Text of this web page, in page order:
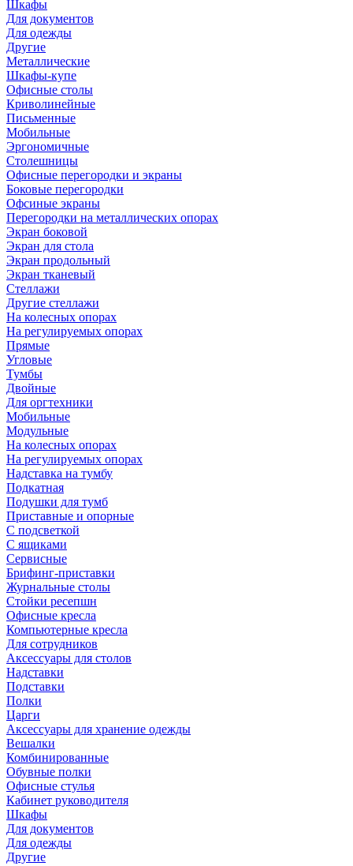
Шкафы
Для документов
Для одежды
Другие
Металлические
Шкафы-купе
Офисные столы
Криволинейные
Письменные
Мобильные
Эргономичные
Столешницы
Офисные перегородки и экраны
Боковые перегородки
Офсиные экраны
Перегородки на металлических опорах
Экран боковой
Экран для стола
Экран продольный
Экран тканевый
Стеллажи
Другие стеллажи
На колесных опорах
На регулируемых опорах
Прямые
Угловые
Тумбы
Двойные
Для оргтехники
Мобильные
Модульные
На колесных опорах
На регулируемых опорах
Надставка на тумбу
Подкатная
Подушки для тумб
Приставные и опорные
С подсветкой
С ящиками
Сервисные
Брифинг-приставки
Журнальные столы
Стойки ресепшн
Офисные кресла
Компьютерные кресла
Для сотрудников
Аксессуары для столов
Надставки
Подставки
Полки
Царги
Аксессуары для хранение одежды
Вешалки
Комбинированные
Обувные полки
Офисные стулья
Кабинет руководителя
Шкафы
Для документов
Для одежды
Другие